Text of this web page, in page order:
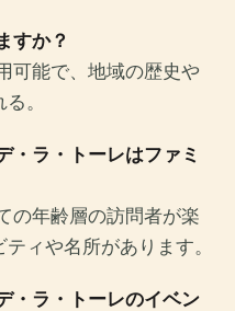
すか？
可能で、地域の歴史や
。
・ラ・トーレはファミ
の年齢層の訪問者が楽
ィや名所があります。
・ラ・トーレのイベン